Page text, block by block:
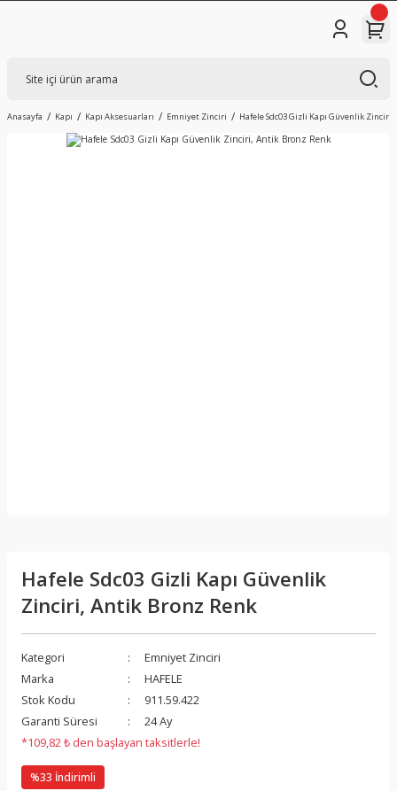
Anasayfa Kapı Kapı Aksesuarları Emniyet Zinciri Hafele Sdc03 Gizli Kapı Güvenlik
Hafele Sdc03 Gizli Kapı Güvenlik
Zinciri, Antik Bronz Renk
Kategori
Emniyet Zinciri
Marka
HAFELE
Stok Kodu
911.59.422
Garanti Süresi
24 Ay
*109,82 ₺ den başlayan taksitlerle!
%33 İndirimli